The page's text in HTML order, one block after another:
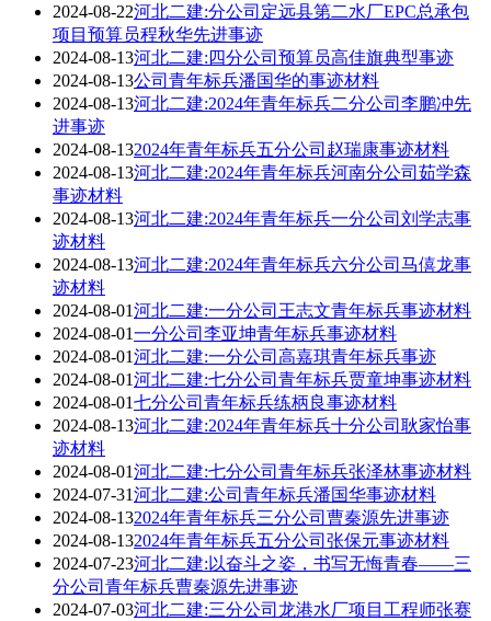
2024-08-22河北二建:分公司定远县第二水厂EPC总承包
项目预算员程秋华先进事迹
2024-08-13河北二建:四分公司预算员高佳旗典型事迹
2024-08-13公司青年标兵潘国华的事迹材料
2024-08-13河北二建:2024年青年标兵二分公司李鹏冲先
进事迹
2024-08-132024年青年标兵五分公司赵瑞康事迹材料
2024-08-13河北二建:2024年青年标兵河南分公司茹学森
事迹材料
2024-08-13河北二建:2024年青年标兵一分公司刘学志事
迹材料
2024-08-13河北二建:2024年青年标兵六分公司马僖龙事
迹材料
2024-08-01河北二建:一分公司王志文青年标兵事迹材料
2024-08-01一分公司李亚坤青年标兵事迹材料
2024-08-01河北二建:一分公司高嘉琪青年标兵事迹
2024-08-01河北二建:七分公司青年标兵贾童坤事迹材料
2024-08-01七分公司青年标兵练柄良事迹材料
2024-08-13河北二建:2024年青年标兵十分公司耿家怡事
迹材料
2024-08-01河北二建:七分公司青年标兵张泽林事迹材料
2024-07-31河北二建:公司青年标兵潘国华事迹材料
2024-08-132024年青年标兵三分公司曹秦源先进事迹
2024-08-132024年青年标兵五分公司张保元事迹材料
2024-07-23河北二建:以奋斗之姿，书写无悔青春——三
分公司青年标兵曹秦源先进事迹
2024-07-03河北二建:三分公司龙港水厂项目工程师张赛